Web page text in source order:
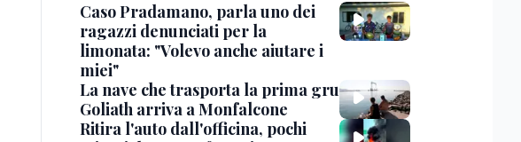
Caso Pradamano, parla uno dei
ragazzi denunciati per la
limonata: "Volevo anche aiutare i
miei"
La nave che trasporta la prima gru
Goliath arriva a Monfalcone
Ritira l'auto dall'officina, pochi